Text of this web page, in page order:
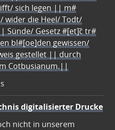
sich legen || m#
wider die Heel/ Todt/
Sünde/ Gesetz #[et]c̃ tr#
bl#[oe]den gewissen/
gestellet || durch
Cotbusianum.||
digitalisierter Drucke
nicht in unserem